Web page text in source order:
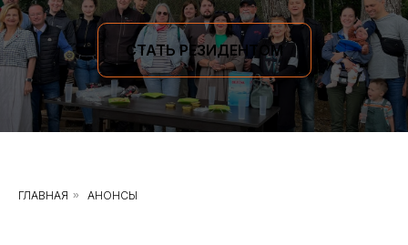
СТАТЬ РЕЗИДЕНТОМ
ГЛАВНАЯ » АНОНСЫ